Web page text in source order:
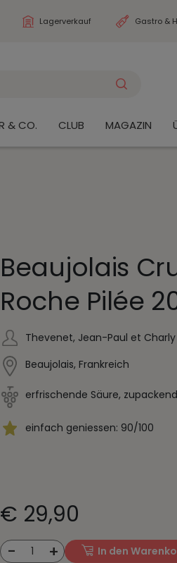
Lagerverkauf Gastro &
& CO. CLUB MAGAZIN
Beaujolais
Roche Pilée
Thevenet, Jean-Paul et Charly
Beaujolais, Frankreich
erfrischende Säure,
einfach geniessen: 90/100
€ 29,90
- 1 + In den